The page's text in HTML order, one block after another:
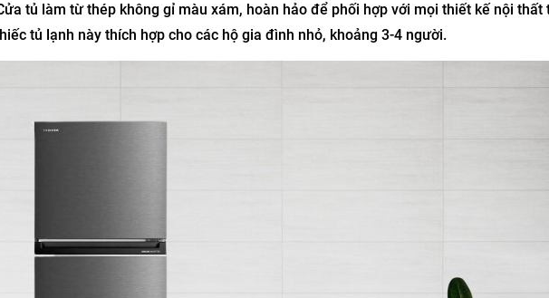
tủ làm từ thép không gỉ màu xám, hoàn hảo để phối hợp với mọi thiết kế nội thất
tủ lạnh này thích hợp cho các hộ gia đình nhỏ, khoảng 3-4 người.